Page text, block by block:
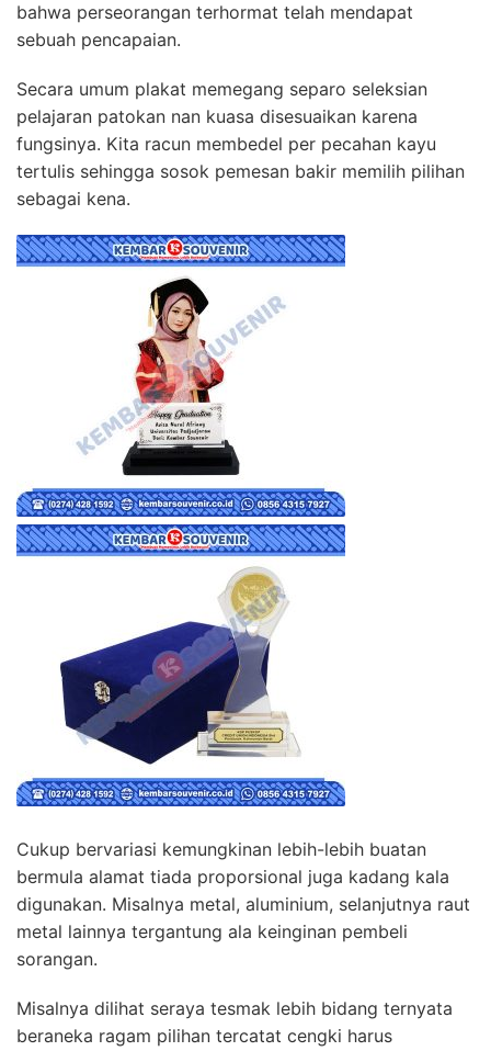
bahwa perseorangan terhormat telah mendapat
sebuah pencapaian.
Secara umum plakat memegang separo seleksian
pelajaran patokan nan kuasa disesuaikan karena
fungsinya. Kita racun membedel per pecahan kayu
tertulis sehingga sosok pemesan bakir memilih pilihan
sebagai kena.
Cukup bervariasi kemungkinan lebih-lebih buatan
bermula alamat tiada proporsional juga kadang kala
digunakan. Misalnya metal, aluminium, selanjutnya raut
metal lainnya tergantung ala keinginan pembeli
sorangan.
Misalnya dilihat seraya tesmak lebih bidang ternyata
beraneka ragam pilihan tercatat cengki harus